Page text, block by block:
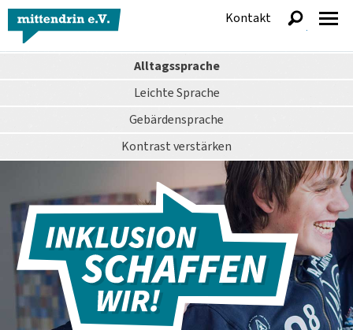
Alltagssprache
Leichte Sprache
Gebärdensprache
Kontrastverstärken
Kontakt
anzeigen